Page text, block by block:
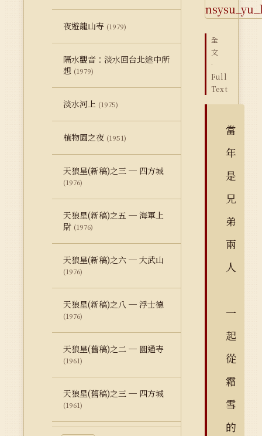
夜遊龍山寺 (1979)
隔水觀音：淡水回台北途中所
想 (1979)
淡水河上 (1975)
植物園之夜 (1951)
天狼星(新稿)之三 ─ 四方城
(1976)
天狼星(新稿)之五 ─ 海軍上
尉 (1976)
天狼星(新稿)之六 ─ 大武山
(1976)
天狼星(新稿)之八 ─ 浮士德
(1976)
天狼星(舊稿)之二 ─ 圓通寺
(1961)
天狼星(舊稿)之三 ─ 四方城
(1961)
全
文
·
Full
Text
當
年
是
兄
弟
兩
人
一
起
從
霜
雪
的